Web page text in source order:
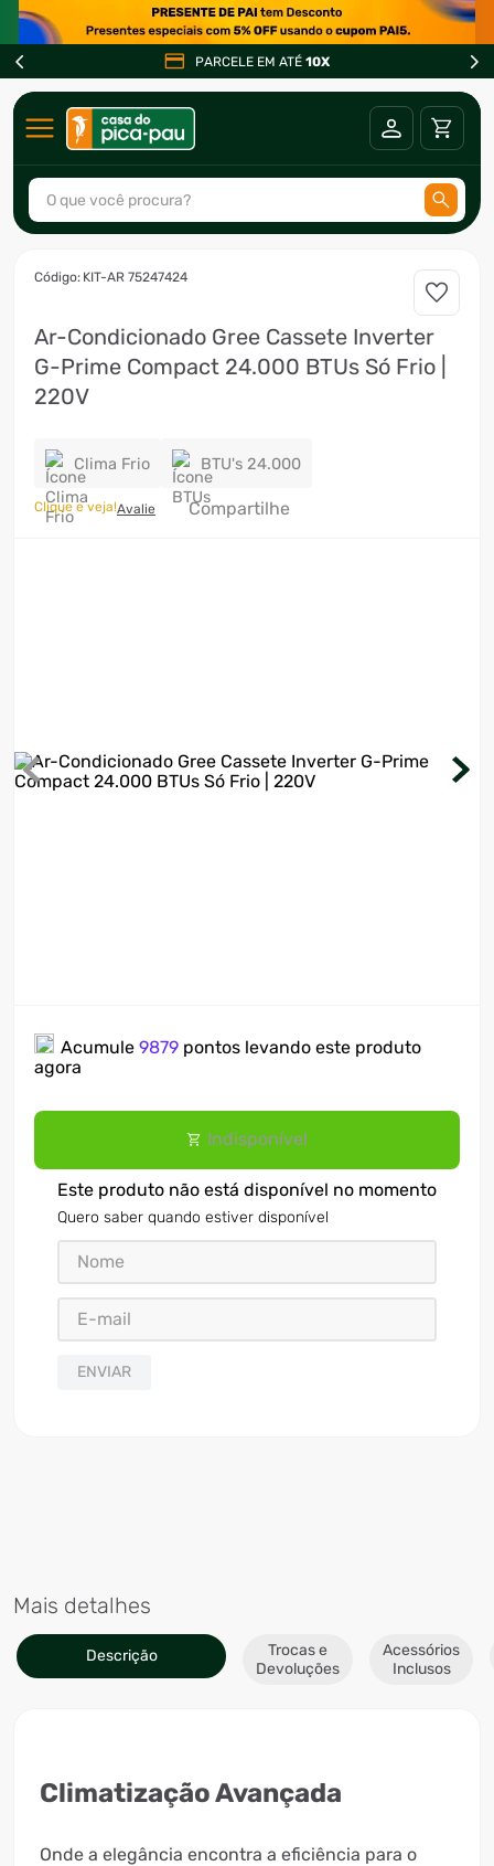
PARCELE EM ATÉ 10X
O que você procura?
: KIT-AR 75247424
Ar-Condicionado Gree Cassete Inverter
G-Prime Compact 24.000 BTUs Só Frio |
220V
Clima Frio BTU's 24.000
Clique e veja!Avalie Compartilhe
Acumule 9879 pontos levando este produto
agora
Indisponível
Este produto não está disponível no momento
Quero saber quando estiver disponível
ENVIAR
Mais detalhes
Descrição
Trocas e
Devoluções
Acessórios
Inclusos
Climatização Avançada
Onde a elegância encontra a eficiência para o
2º
freezer
º
fogão
5º
cervejeira
6º
soprador